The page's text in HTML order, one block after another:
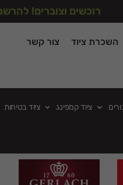
רוכשים וצוברים!
השכרת ציוד צור קשר
ציוד קמפינג ציוד בטיחות